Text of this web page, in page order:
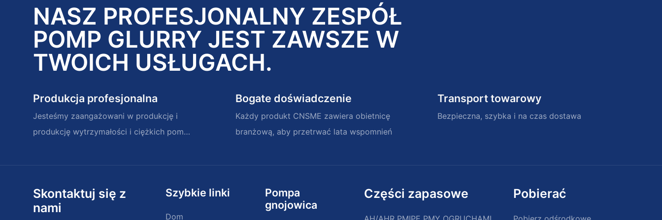
NASZ PROFESJONALNY ZESPÓŁ
POMP GLURRY JEST ZAWSZE W
TWOICH USŁUGACH.
Produkcja profesjonalna
Jesteśmy zaangażowani w produkcję i
produkcję wytrzymałości i ciężkich pomp
Bogate doświadczenie
Każdy produkt CNSME zawiera obietnicę
branżową, aby przetrwać lata wspomnień
Transport towarowy
Bezpieczna, szybka i na czas dostawa
Skontaktuj się z
nami
Szybkie linki
Dom
Pompa
gnojowica
Części zapasowe Pobierać